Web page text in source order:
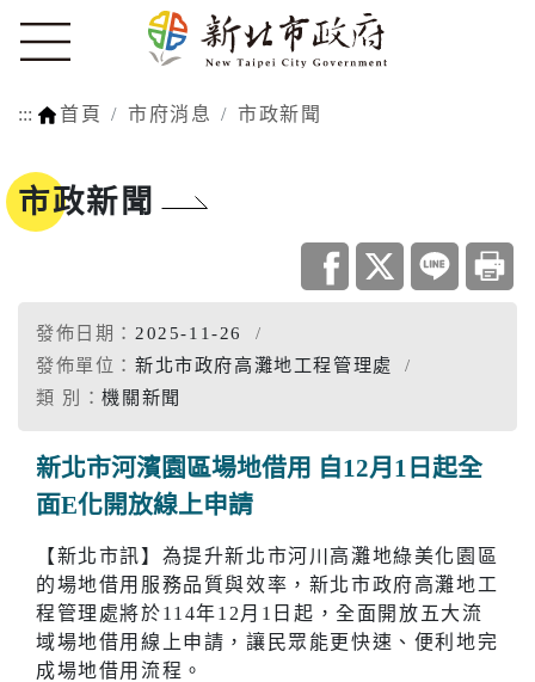
::: 首頁 市府消息 市政新聞
市政新聞
發佈日期： 2025-11-26
發佈單位： 新北市政府高灘地工程管理處
類 別：機關新聞
新北市河濱園區場地借用 自12月1日起全
面E化開放線上申請
【新北市訊】為提升新北市河川高灘地綠美化園區
的場地借用服務品質與效率，新北市政府高灘地工
程管理處將於114年12月1日起，全面開放五大流
域場地借用線上申請，讓民眾能更快速、便利地完
成場地借用流程。